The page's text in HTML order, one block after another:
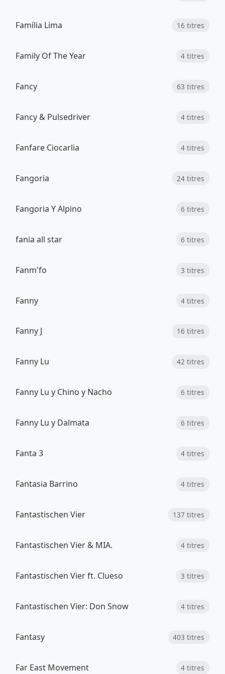
Família Lima 16 titres
Family Of The Year 4 titres
Fancy 63 titres
Fancy & Pulsedriver 4 titres
Fanfare Ciocarlia 4 titres
Fangoria 24 titres
Fangoria Y Alpino 6 titres
fania all star 6 titres
Fanm'fo 3 titres
Fanny 4 titres
Fanny J 16 titres
Fanny Lu 42 titres
Fanny Lu y Chino y Nacho 6 titres
Fanny Lu y Dalmata 6 titres
Fanta 3 4 titres
Fantasia Barrino 4 titres
Fantastischen Vier 137 titres
Fantastischen Vier & MIA. 4 titres
Fantastischen Vier ft. Clueso 3 titres
Fantastischen Vier: Don Snow 4 titres
Fantasy 403 titres
Far East Movement 4 titres